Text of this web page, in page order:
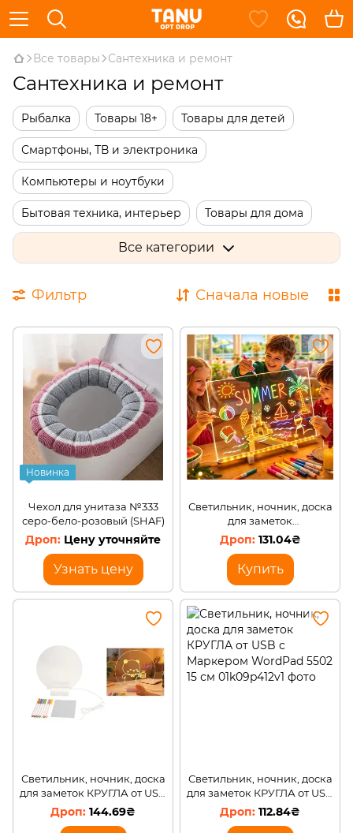
Все товары Сантехника и ремонт
Сантехника и ремонт
Рыбалка Товары 18+ Товары для детей
Смартфоны, ТВ и электроника
Компьютеры и ноутбуки
Бытовая техника, интерьер Товары для дома
Дача, сад, огород Сантехника и ремонт
Красота и здоровье
Подарки и сувениры
Офис, школа, книги, творчество
Товары для бизнеса Амуниция
Все категории
Фильтр Сначала новые
Новинка
Чехол для унитаза №333
серо-бело-розовый (SHAF)
Цену уточняйте
Узнать цену
Светильник, ночник, доска
для заметок
Прямоугольная от USB
ПОДСВЕТКА 20*20cm XL-
131.04₴
Купить
Светильник, ночник, доска
для заметок КРУГЛА от USB
с Маркером WordPad 20 см
144.69₴
Светильник, ночник, доска
для заметок КРУГЛА от USB
с Маркером WordPad 5502
112.84₴